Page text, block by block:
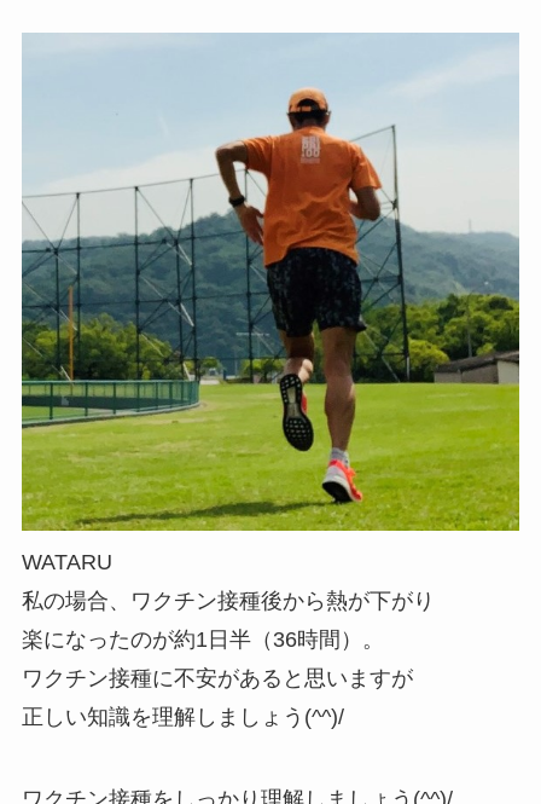
WATARU
私の場合、ワクチン接種後から熱が下がり
楽になったのが約1日半（36時間）。
ワクチン接種に不安があると思いますが
正しい知識を理解しましょう(^^)/
ワクチン接種をしっかり理解しましょう(^^)/